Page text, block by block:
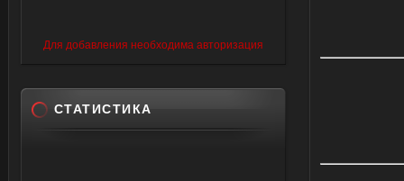
Для добавления необходима авторизация
СТАТИСТИКА